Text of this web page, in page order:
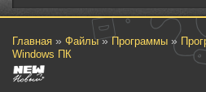
Главная » Файлы»Программы »
Windows ПК